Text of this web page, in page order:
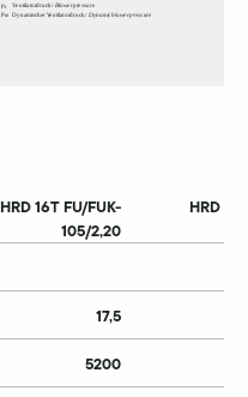
HRD 16T FU/FUK-
105/2,20
17,5
5200
HRD